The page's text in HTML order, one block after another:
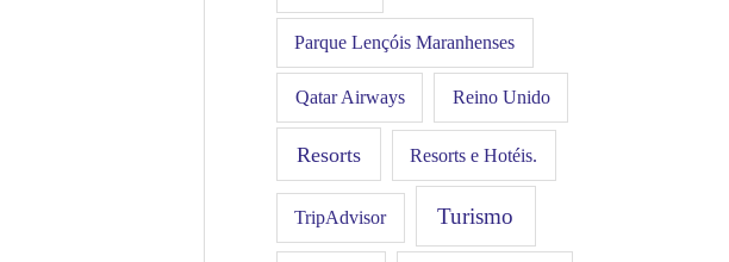
Parque Lençóis Maranhenses
Qatar Airways Reino Unido
Resorts Resorts e Hotéis.
TripAdvisor Turismo